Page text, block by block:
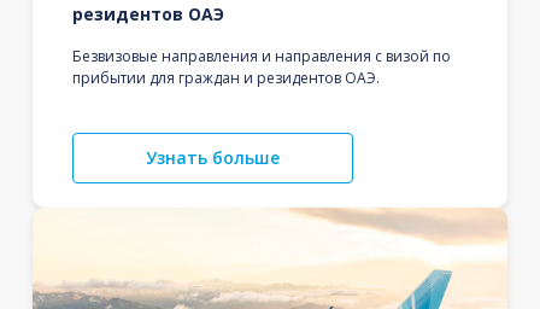
резидентов ОАЭ
Безвизовые направления и направления с визой по
прибытии для граждан и резидентов ОАЭ.
Узнать больше